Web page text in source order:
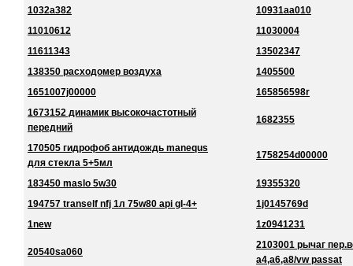
1032a382
10931aa010
11010612
11030004
11611343
13502347
138350 расходомер воздуха
1405500
1651007j00000
165856598r
1673152 динамик высокочастотный
передний
1682355
170505 гидрофоб антидождь manequs
для стекла 5+5мл
1758254d00000
183450 maslo 5w30
19355320
194757 tranself nfj 1л 75w80 api gl-4+
1j0145769d
1new
1z0941231
20540sa060
2103001 рычаг
a4,a6,a8/vw passat